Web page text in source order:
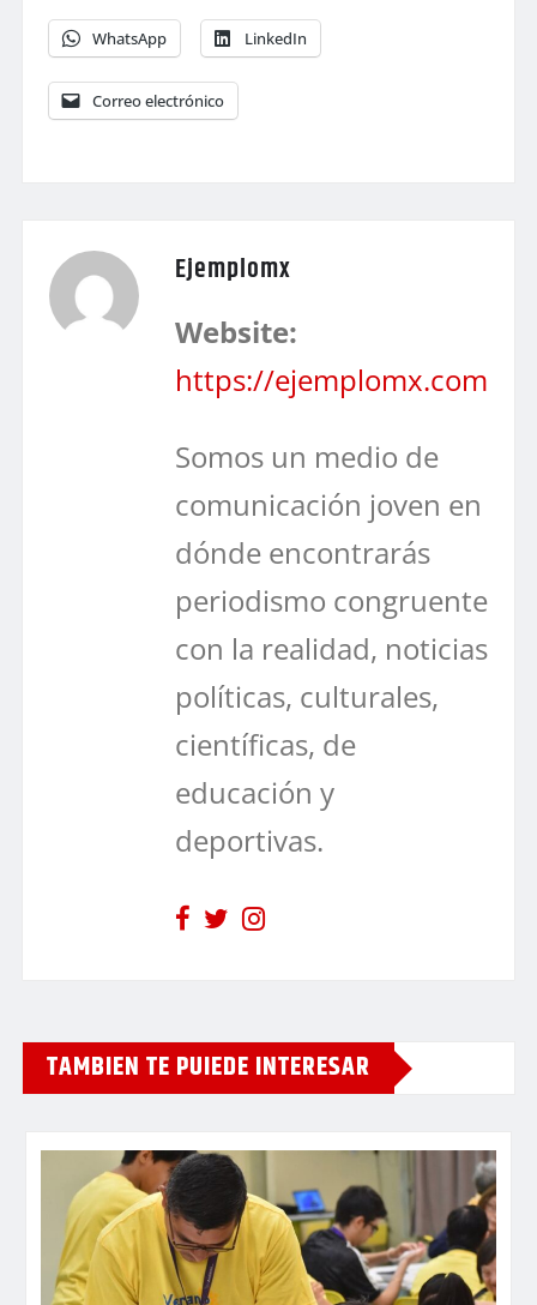
WhatsApp LinkedIn
Correo electrónico
Ejemplomx
Website:
https://ejemplomx.com
Somos un medio de
comunicación joven en
dónde encontrarás
periodismo congruente
con la realidad, noticias
políticas, culturales,
científicas, de
educación y
deportivas.
TAMBIEN TE PUIEDE INTERESAR